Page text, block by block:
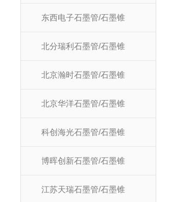
东西电子石墨管/石墨锥
北分瑞利石墨管/石墨锥
北京瀚时石墨管/石墨锥
北京华洋石墨管/石墨锥
科创海光石墨管/石墨锥
博晖创新石墨管/石墨锥
江苏天瑞石墨管/石墨锥